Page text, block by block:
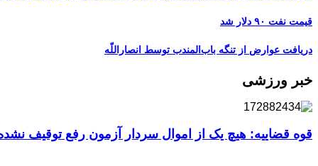
قیمت نفت ۹۰ دلار شد
دریافت عوارض از تنگه باب‌المندب توسط انصاراللّه
خبر ورزشی
قوه قضاییه: هیچ یک از اموال سردار آزمون رفع توقیف